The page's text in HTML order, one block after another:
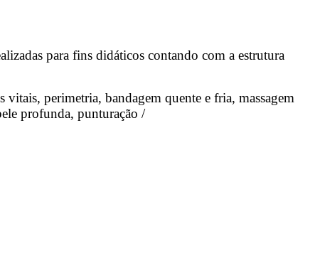
para fins didáticos contando com a estrutura
perimetria, bandagem quente e fria, massagem
profunda, punturação /